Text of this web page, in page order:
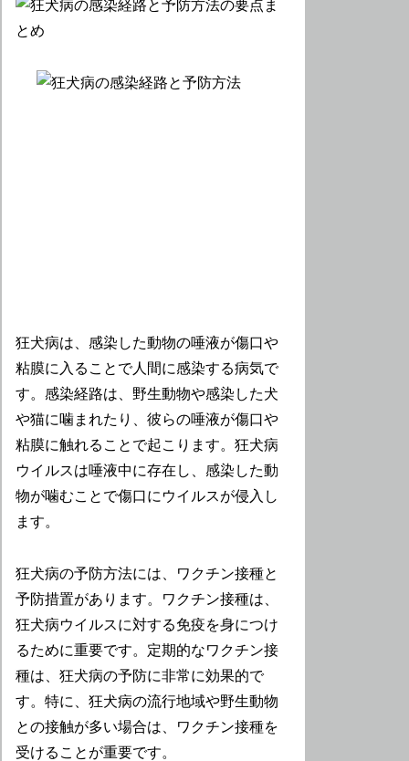
狂犬病は、感染した動物の唾液が傷口や
粘膜に入ることで人間に感染する病気で
す。感染経路は、野生動物や感染した犬
や猫に噛まれたり、彼らの唾液が傷口や
粘膜に触れることで起こります。狂犬病
ウイルスは唾液中に存在し、感染した動
物が噛むことで傷口にウイルスが侵入し
ます。
狂犬病の予防方法には、ワクチン接種と
予防措置があります。ワクチン接種は、
狂犬病ウイルスに対する免疫を身につけ
るために重要です。定期的なワクチン接
種は、狂犬病の予防に非常に効果的で
す。特に、狂犬病の流行地域や野生動物
との接触が多い場合は、ワクチン接種を
受けることが重要です。